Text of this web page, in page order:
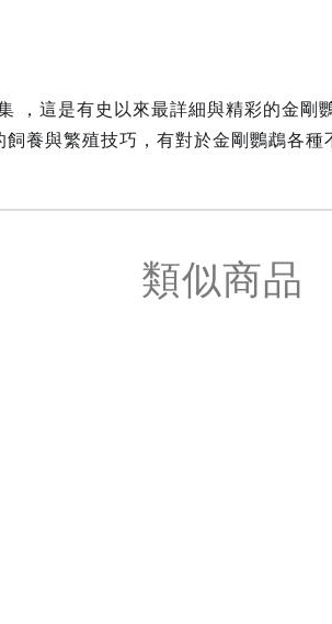
，這是有史以來最詳細與精彩的金
養與繁殖技巧，有對於金剛鸚鵡各
類似商品